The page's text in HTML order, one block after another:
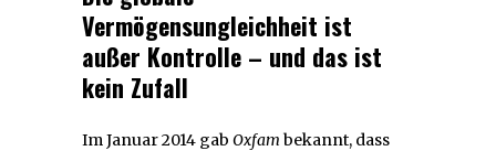
Vermögensungleichheit ist
außer Kontrolle – und das ist
kein Zufall
Im Januar 2014 gab Oxfam bekannt, dass